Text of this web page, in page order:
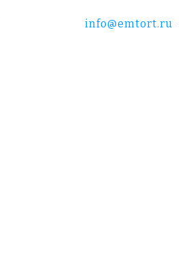
info@emtort.ru